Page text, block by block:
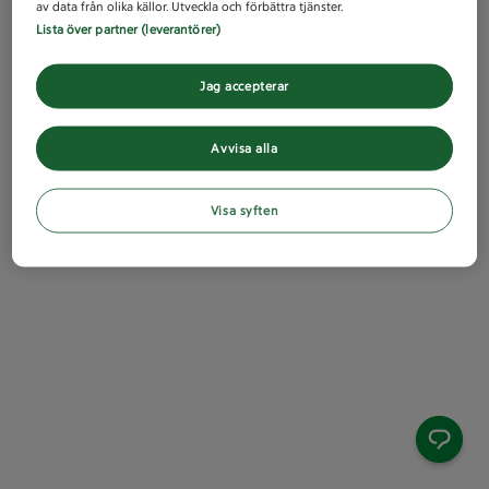
av data från olika källor. Utveckla och förbättra tjänster.
Lista över partner (leverantörer)
Avvisa alla
Jag accepterar
Visa syften